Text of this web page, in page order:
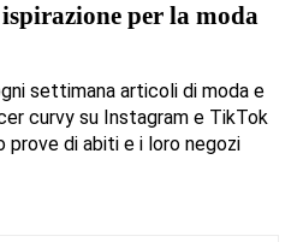
per la moda
settimana articoli di moda e
curvy su Instagram e TikTok
prove di abiti e i loro negozi